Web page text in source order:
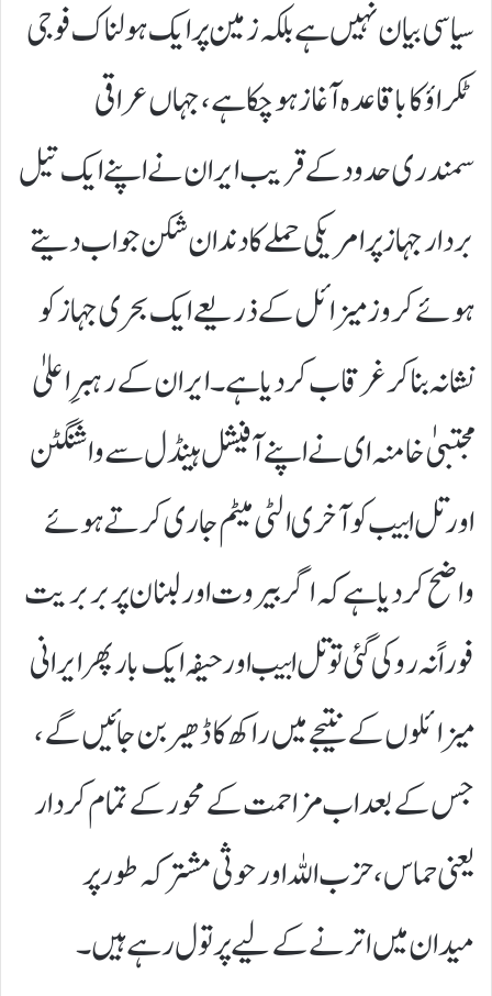
سیاسی بیان نہیں ہے بلکہ زمین پر ایک ہولناک فوجی
ٹکراؤ کا باقاعدہ آغاز ہو چکا ہے، جہاں عراقی
سمندری حدود کے قریب ایران نے اپنے ایک تیل
بردار جہاز پر امریکی حملے کا دندان شکن جواب دیتے
ہوئے کروز میزائل کے ذریعے ایک بحری جہاز کو
نشانہ بنا کر غرقاب کر دیا ہے۔ ایران کے رہبرِ اعلیٰ
مجتبیٰ خامنہ ای نے اپنے آفیشل ہینڈل سے واشنگٹن
اور تل ابیب کو آخری الٹی میٹم جاری کرتے ہوئے
واضح کر دیا ہے کہ اگر بیروت اور لبنان پر بربریت
فوراً نہ روکی گئی تو تل ابیب اور حیفہ ایک بار پھر ایرانی
میزائلوں کے نتیجے میں راکھ کا ڈھیر بن جائیں گے،
جس کے بعد اب مزاحمت کے محور کے تمام کردار
یعنی حماس، حزب اللہ اور حوثی مشترکہ طور پر
میدان میں اترنے کے لیے پر تول رہے ہیں۔